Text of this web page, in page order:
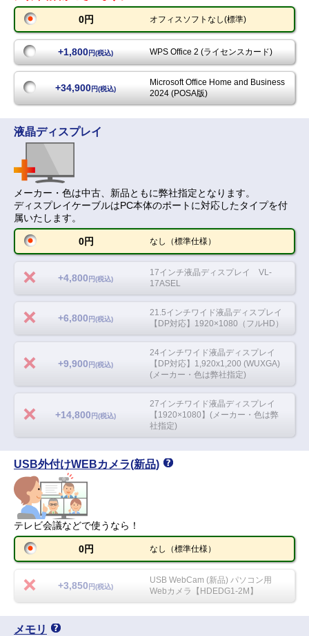
0円 オフィスソフトなし(標準)
+1,800円(税込) WPS Office 2 (ライセンスカード)
+34,900円(税込)
Microsoft Office Home and Business
2024 (POSA版)
液晶ディスプレイ
メーカー・色は中古、新品ともに弊社指定となります。
ディスプレイケーブルはPC本体のポートに対応したタイプを付
属いたします。
0円 なし（標準仕様）
+4,800 円(税込)
17インチ液晶ディスプレイ VL-
17ASEL
+6,800 円(税込)
21.5インチワイド液晶ディスプレイ
【DP対応】1920×1080（フルHD）
+9,900 円(税込)
24インチワイド液晶ディスプレイ
【DP対応】1,920x1,200 (WUXGA)
(メーカー・色は弊社指定)
+14,800 円(税込)
27インチワイド液晶ディスプレイ
【1920×1080】(メーカー・色は弊
社指定)
USB外付けWEBカメラ(新品)
テレビ会議などで使うなら！
0円 なし（標準仕様）
+3,850 円(税込)
USB WebCam (新品) パソコン用
Webカメラ【HDEDG1-2M】
メモリ